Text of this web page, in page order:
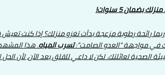
بضمان 5 سنوات!
رائحة رطوبة مزعجة بدأت تغزو منزلك؟ إذا كنت
في مواجهة “العدو الصامت”:تسرب المياه. هذا
الصحية لعائلتك. لكن لا داعي للقلق بعد الآن، لأن